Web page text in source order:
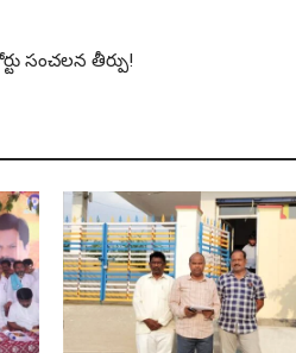
సంచలన తీర్పు!